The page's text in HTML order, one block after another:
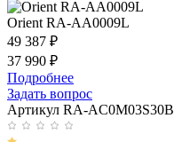
Orient RA-AA0009L
49 387 ₽
37 990 ₽
Подробнее
Задать вопрос
Артикул RA-AC0M03S30B